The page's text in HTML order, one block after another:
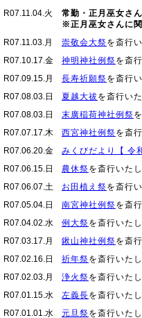
R07.11.04.火
常勤・正月巫女さ
※正月巫女さんに
R07.11.03.月
崇敬会大祭を斎行
R07.10.17.金
神明神社例祭を斎
R07.09.15.月
長寿祈願祭を斎行
R07.08.03.日
夏越大祓を斎行い
R07.08.03.日
末廣稲荷神社例祭
R07.07.17.木
西宮神社例祭を斎
R07.06.20.金
みくびだより【 令
R07.06.15.日
農休祭を斎行いた
R07.06.07.土
お田植え祭を斎行
R07.05.04.日
南宮神社例祭を斎
R07.04.02.水
例大祭を斎行いた
R07.03.17.月
鍬山神社例祭を斎
R07.02.16.日
祈年祭を斎行いた
R07.02.03.月
浄火祭を斎行いた
R07.01.15.水
左義長を斎行いた
R07.01.01.水
元旦祭を斎行いた